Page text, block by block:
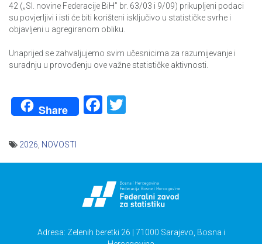
42 („Sl. novine Federacije BiH” br. 63/03 i 9/09) prikupljeni podaci
su povjerljivi i isti će biti korišteni isključivo u statističke svrhe i
objavljeni u agregiranom obliku.
Unaprijed se zahvaljujemo svim učesnicima za razumijevanje i
suradnju u provođenju ove važne statističke aktivnosti.
Share Facebook
2026 NOVOSTI
Adresa: Zelenih beretki 26 | 71000 Sarajevo, Bosna i